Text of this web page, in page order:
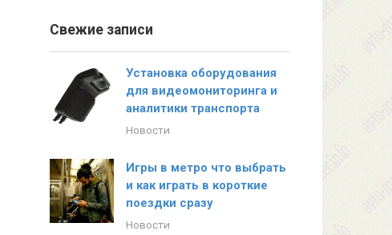
Свежие записи
Установка оборудования
для видеомониторинга и
аналитики транспорта
Новости
Игры в метро что выбрать
и как играть в короткие
поездки сразу
Новости